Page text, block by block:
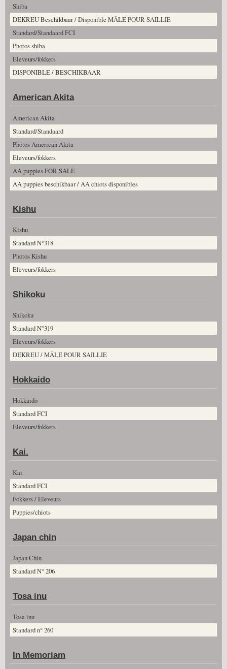
Shiba
DEKREU Beschikbaar / Disponible MÂLE POUR SAILLIE
Standard/Standaard FCI
Photos shiba
Eleveurs/fokkers
DISPONIBLE / BESCHIKBAAR
American Akita
American Akita
Standard/Standaard
Photos American Akita
Eleveurs/fokkers
AA puppies FOR SALE
AA puppies beschikbaar / AA chiots disponibles
Kishu
Kishu
Standard N°318
Photos Kishu
Eleveurs/fokkers
Shikoku
Shikoku
Standard N°319
Eleveurs/fokkers
DEKREU / MÂLE POUR SAILLIE
Hokkaido
Hokkaido
Standard FCI
Eleveurs/fokkers
Kai.
Kai
Standard FCI
Fokkers / Eleveurs
Puppies/chiots
Japan chin
Japan Chin
Standard N° 206
Tosa inu
Tosa inu
Standard n° 260
In Memoriam